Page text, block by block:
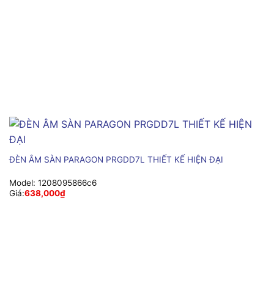
ĐÈN ÂM SÀN PARAGON PRGDD7L THIẾT KẾ HIỆN ĐẠI
Model: 1208095866c6
Giá:638,000₫